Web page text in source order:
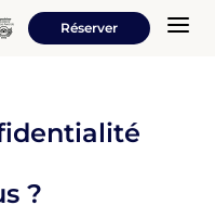
Réserver a
?